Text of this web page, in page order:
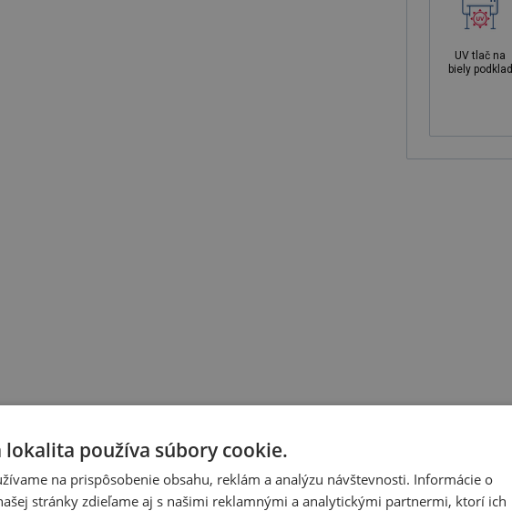
UV tlač na
biely podklad
lokalita používa súbory cookie.
na prispôsobenie obsahu, reklám a analýzu návštevnosti. Informácie o
stránky zdieľame aj s našimi reklamnými a analytickými partnermi, ktorí ich